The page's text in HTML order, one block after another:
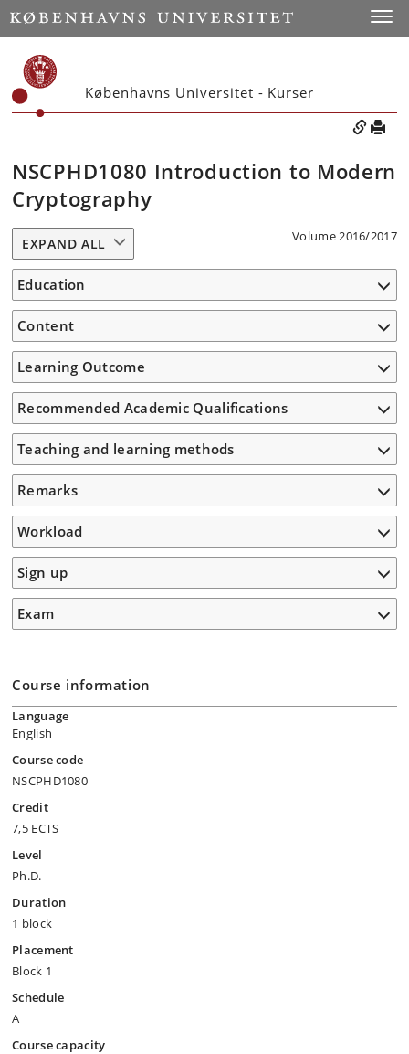
Københavns Universitet - Kurser
NSCPHD1080 Introduction to Modern
Cryptography
Volume 2016/2017
EXPAND ALL
Education
Content
Learning Outcome
Recommended Academic Qualifications
Teaching and learning methods
Remarks
Workload
Sign up
Exam
Course information
Language
English
Course code
NSCPHD1080
Credit
7,5 ECTS
Level
Ph.D.
Duration
1 block
Placement
Block 1
Schedule
A
Course capacity